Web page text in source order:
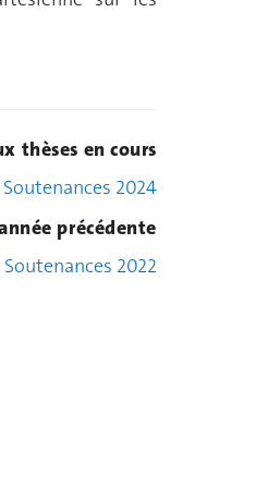
thèses en cours
Soutenances 2024
précédente
Soutenances 2022